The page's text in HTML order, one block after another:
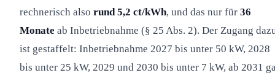
rechnerisch also rund 5,2 ct/kWh, und das nur für 36
Monate ab Inbetriebnahme (§ 25 Abs. 2). Der Zugang
ist gestaffelt: Inbetriebnahme 2027 bis unter 50 kW, 2028
bis unter 25 kW, 2029 und 2030 bis unter 7 kW, ab 2031